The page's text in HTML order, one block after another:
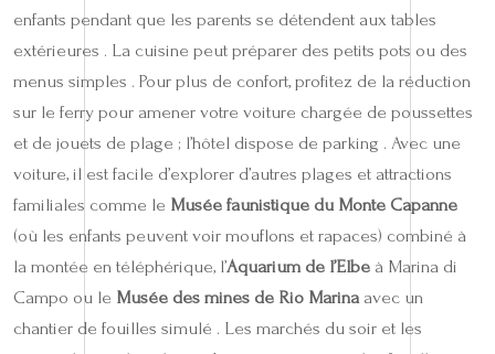
enfants pendant que les parents se détendent aux tables
extérieures . La cuisine peut préparer des petits pots ou des
menus simples . Pour plus de confort, profitez de la réduction
sur le ferry pour amener votre voiture chargée de poussettes
et de jouets de plage ; l’hôtel dispose de parking . Avec une
voiture, il est facile d’explorer d’autres plages et attractions
familiales comme le Musée faunistique du Monte Capanne
(où les enfants peuvent voir mouflons et rapaces) combiné à
la montée en téléphérique, l’Aquarium de l’Elbe à Marina di
Campo ou le Musée des mines de Rio Marina avec un
chantier de fouilles simulé . Les marchés du soir et les